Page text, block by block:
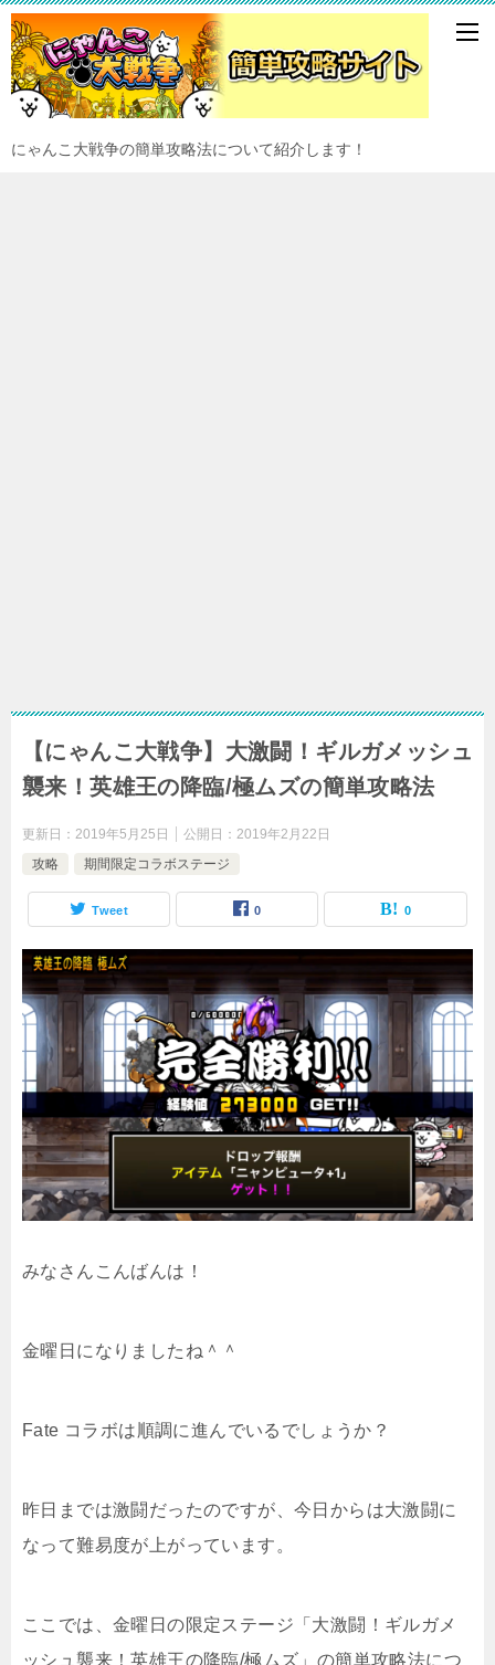
にゃんこ大戦争の簡単攻略法について紹介します！
【にゃんこ大戦争】大激闘！ギルガメッシュ
襲来！英雄王の降臨/極ムズの簡単攻略法
更新日： 2019年5月25日 公開日： 2019年2月22日
攻略
期間限定コラボステージ
Tweet 0 0
みなさんこんばんは！
金曜日になりましたね＾＾
Fate コラボは順調に進んでいるでしょうか？
昨日までは激闘だったのですが、今日からは大激闘に
なって難易度が上がっています。
ここでは、金曜日の限定ステージ「大激闘！ギルガメ
ッシュ襲来！英雄王の降臨/極ムズ」の簡単攻略法につ